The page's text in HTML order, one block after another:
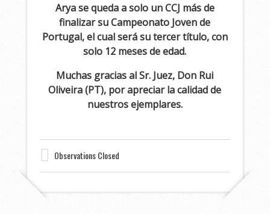
Arya se queda a solo un CCJ más de
finalizar su Campeonato Joven de
Portugal, el cual será su tercer título, con
solo 12 meses de edad.
Muchas gracias al Sr. Juez, Don Rui
Oliveira (PT), por apreciar la calidad de
nuestros ejemplares.
Observations Closed